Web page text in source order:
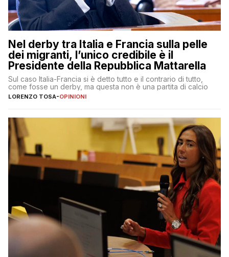
Nel derby tra Italia e Francia sulla pelle
dei migranti, l’unico credibile è il
Presidente della Repubblica Mattarella
Sul caso Italia-Francia si è detto tutto e il contrario di tutto,
come fosse un derby, ma questa non è una partita di calcio
LORENZO TOSA-OPINIONI